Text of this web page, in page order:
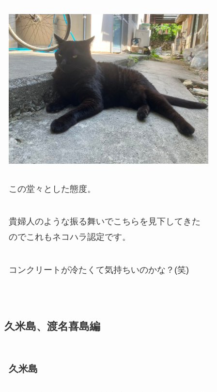
この堂々とした態度。
貴婦人のような振る舞いでこちらを見下してきた
のでこれもネコハラ認定です。
コンクリートが冷たくて気持ちいのかな？(笑)
久米島、渡名喜島編
久米島